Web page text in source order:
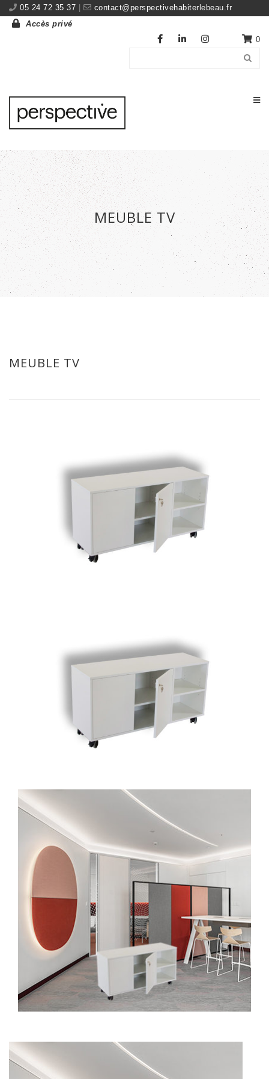
05 24 72 35 37
contact@perspectivehabiterlebeau.fr
Accès privé
0
MEUBLE TV
MEUBLE TV